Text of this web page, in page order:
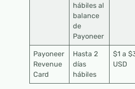
hábiles al
balance
de
Payoneer
Payoneer
Revenue
Card
Hasta 2
días
hábiles
$1 a
USD